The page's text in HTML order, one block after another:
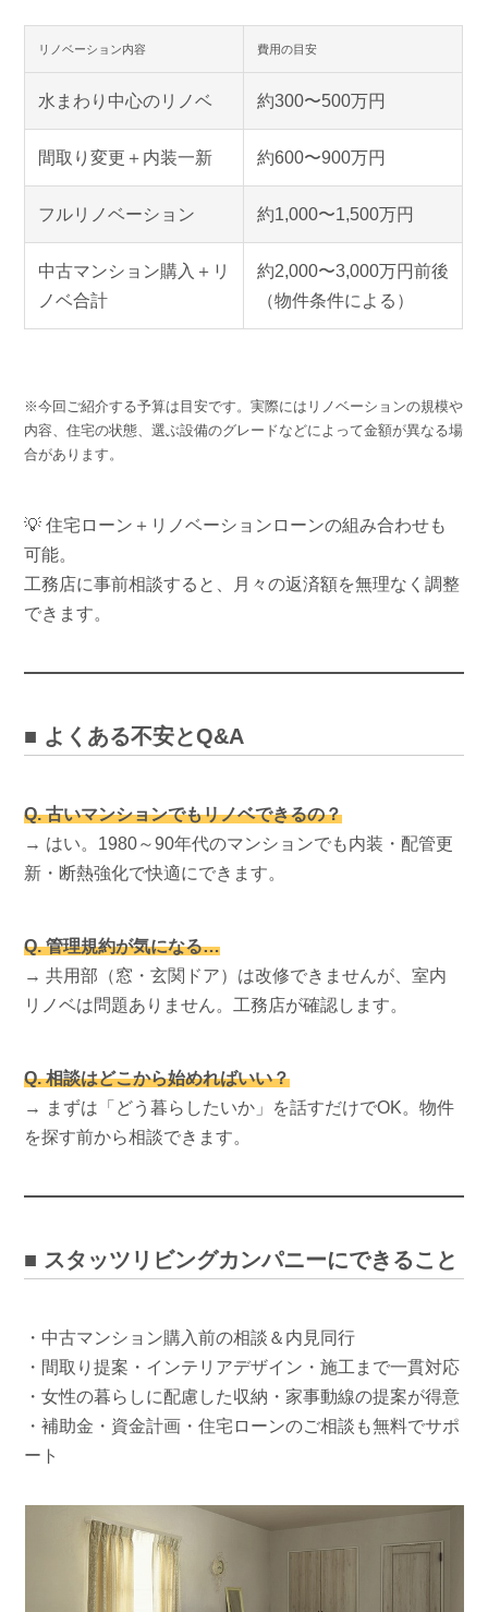
リノベーション内容 費用の目安
水まわり中心のリノベ 約300〜500万円
間取り変更＋内装一新 約600〜900万円
フルリノベーション 約1,000〜1,500万円
中古マンション購入＋リ
ノベ合計
約2,000〜3,000万円前後
（物件条件による）
※今回ご紹介する予算は目安です。実際にはリノベーションの規模や
内容、住宅の状態、選ぶ設備のグレードなどによって金額が異なる場
合があります。
💡 住宅ローン＋リノベーションローンの組み合わせも
可能。
工務店に事前相談すると、月々の返済額を無理なく調整
できます。
■ よくある不安とQ&A
Q. 古いマンションでもリノベできるの？
→ はい。1980～90年代のマンションでも内装・配管更
新・断熱強化で快適にできます。
Q. 管理規約が気になる…
→ 共用部（窓・玄関ドア）は改修できませんが、室内
リノベは問題ありません。工務店が確認します。
Q. 相談はどこから始めればいい？
→ まずは「どう暮らしたいか」を話すだけでOK。物件
を探す前から相談できます。
■ スタッツリビングカンパニーにできること
・中古マンション購入前の相談＆内見同行
・間取り提案・インテリアデザイン・施工まで一貫対応
・女性の暮らしに配慮した収納・家事動線の提案が得意
・補助金・資金計画・住宅ローンのご相談も無料でサポ
ート